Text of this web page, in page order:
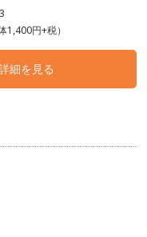
1,400円+税）
細を見る